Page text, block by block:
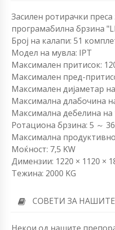
Засилен ротирачки преса
програмабилна брзина
Број на калапи: 51
Модел на мувла: IPT
Максимален притисок:
Максимален пред-
Максимален дијаметар
Максимална длабочина
Максимална дебелина на
Ротациона брзина: 5 ～
Максимална
Моќност: 7,5 KW
Димензии: 1220 × 1120 ×
Тежина: 2000 KG
СОВЕТИ ЗА